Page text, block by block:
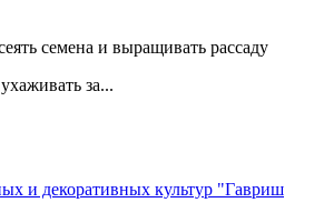
семена и выращивать рассаду
за...